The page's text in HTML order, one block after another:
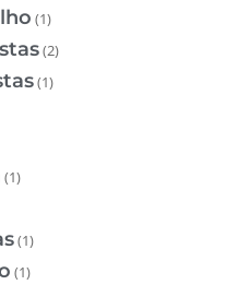
(1)
(2)
(1)
(1)
(1)
(1)